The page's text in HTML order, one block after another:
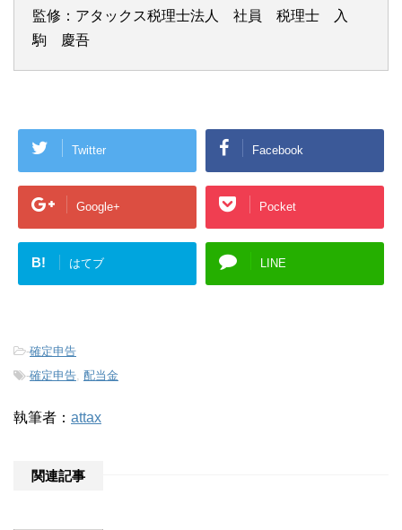
監修：アタックス税理士法人 社員 税理士 入
駒 慶吾
Twitter Facebook
Google+ Pocket
B! はてブ LINE
-確定申告
-確定申告 配当金
執筆者： attax
関連記事